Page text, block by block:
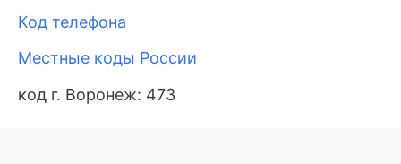
Код телефона
Местные коды России
код г. Воронеж: 473